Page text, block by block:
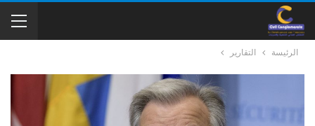
الرئيسة التقارير